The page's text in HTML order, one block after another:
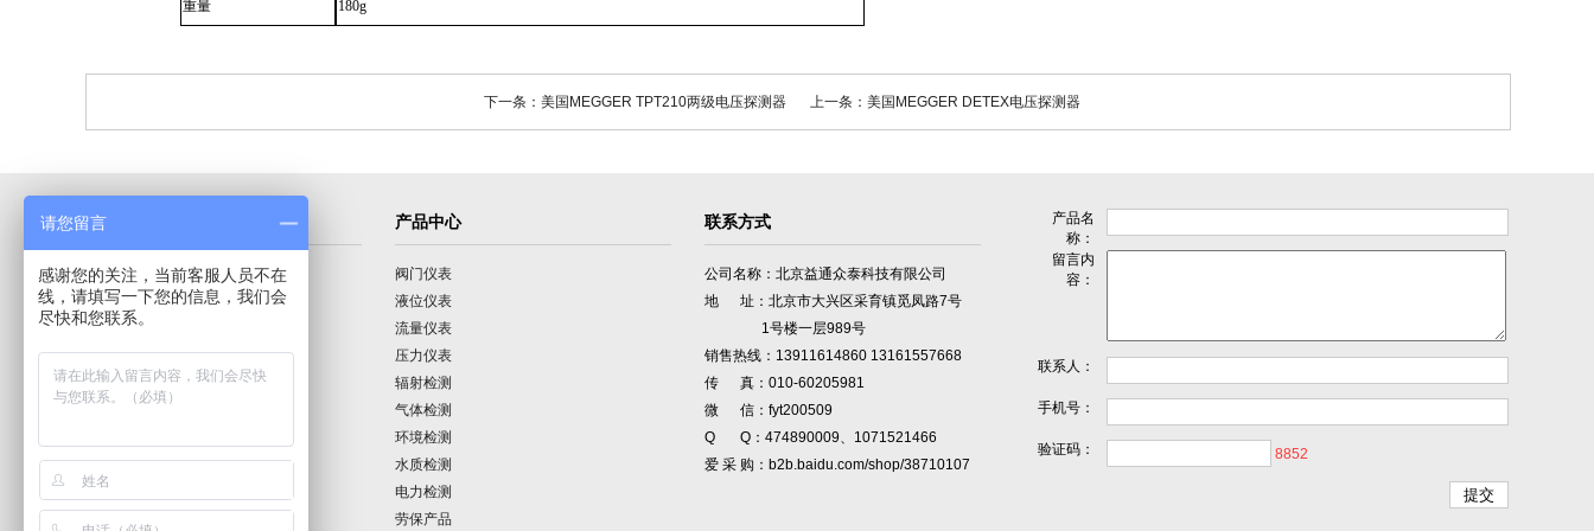
重量 180g
下一条：美国MEGGER TPT210两级电压探测器 上一条：美国MEGGER DETEX电压探测器
导航菜单
首页
公司介绍
产品展示
技术园地
行业动态
联系我们
产品中心
阀门仪表
液位仪表
流量仪表
压力仪表
辐射检测
气体检测
环境检测
水质检测
电力检测
劳保产品
联系方式
公司名称：北京益通众泰科技有限公司
地 址：北京市大兴区采育镇觅凤路7号
1号楼一层989号
销售热线：13911614860 13161557668
传 真：010-60205981
微 信：fyt200509
Q Q：474890009、1071521466
爱 采 购：b2b.baidu.com/shop/38710107
产品名
称：
留言内
容：
联系人：
手机号：
验证码： 8852
请您留言
感谢您的关注，当前客服人员不在
线，请填写一下您的信息，我们会
尽快和您联系。